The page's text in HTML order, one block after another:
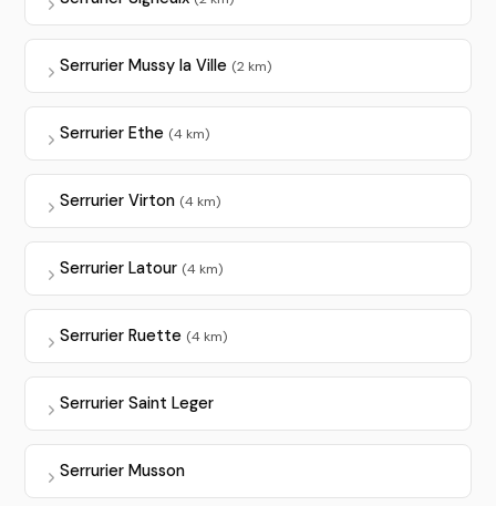
Serrurier Mussy la Ville (2 km)
Serrurier Ethe (4 km)
Serrurier Virton (4 km)
Serrurier Latour (4 km)
Serrurier Ruette (4 km)
Serrurier Saint Leger
Serrurier Musson